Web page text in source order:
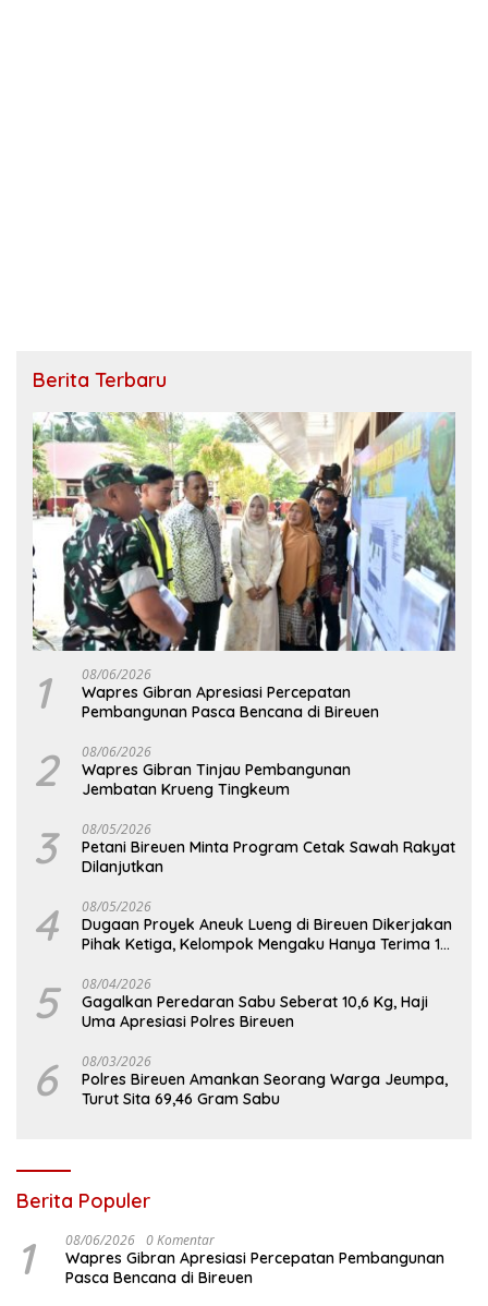
Berita Terbaru
1 08/06/2026
Wapres Gibran Apresiasi Percepatan
Pembangunan Pasca Bencana di Bireuen
2 08/06/2026
Wapres Gibran Tinjau Pembangunan
Jembatan Krueng Tingkeum
3 08/05/2026
Petani Bireuen Minta Program Cetak Sawah Rakyat
Dilanjutkan
4 08/05/2026
Dugaan Proyek Aneuk Lueng di Bireuen Dikerjakan
Pihak Ketiga, Kelompok Mengaku Hanya Terima 10
5 08/04/2026
Gagalkan Peredaran Sabu Seberat 10,6 Kg, Haji
Uma Apresiasi Polres Bireuen
6 08/03/2026
Polres Bireuen Amankan Seorang Warga Jeumpa,
Turut Sita 69,46 Gram Sabu
Berita Populer
1 08/06/2026 0 Komentar
Wapres Gibran Apresiasi Percepatan Pembangunan
Pasca Bencana di Bireuen